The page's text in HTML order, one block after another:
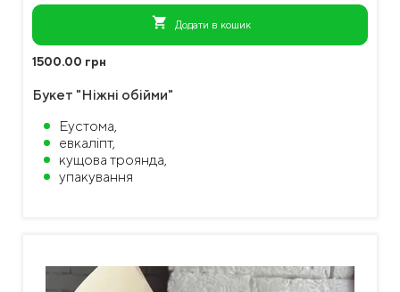
shopping_cart Додати в кошик
1500.00 грн
Букет "Ніжні обійми"
Еустома,
евкаліпт,
кущова троянда,
упакування